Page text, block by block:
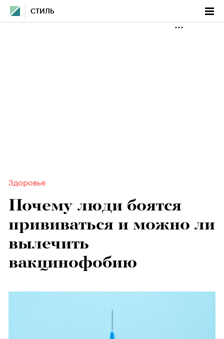
СТИЛЬ
Здоровье
Почему люди боятся
прививаться и можно ли
вылечить
вакцинофобию